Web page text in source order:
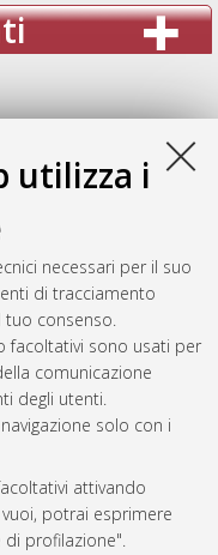
utilizza i
necessari per il suo
di tracciamento
consenso.
facoltativi sono usati per
comunicazione
degli utenti.
solo con i
attivando
potrai esprimere
di profilazione".